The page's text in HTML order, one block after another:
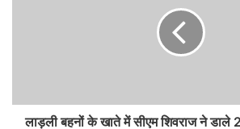
लाड़ली बहनों के खाते में सीएम शिवराज ने